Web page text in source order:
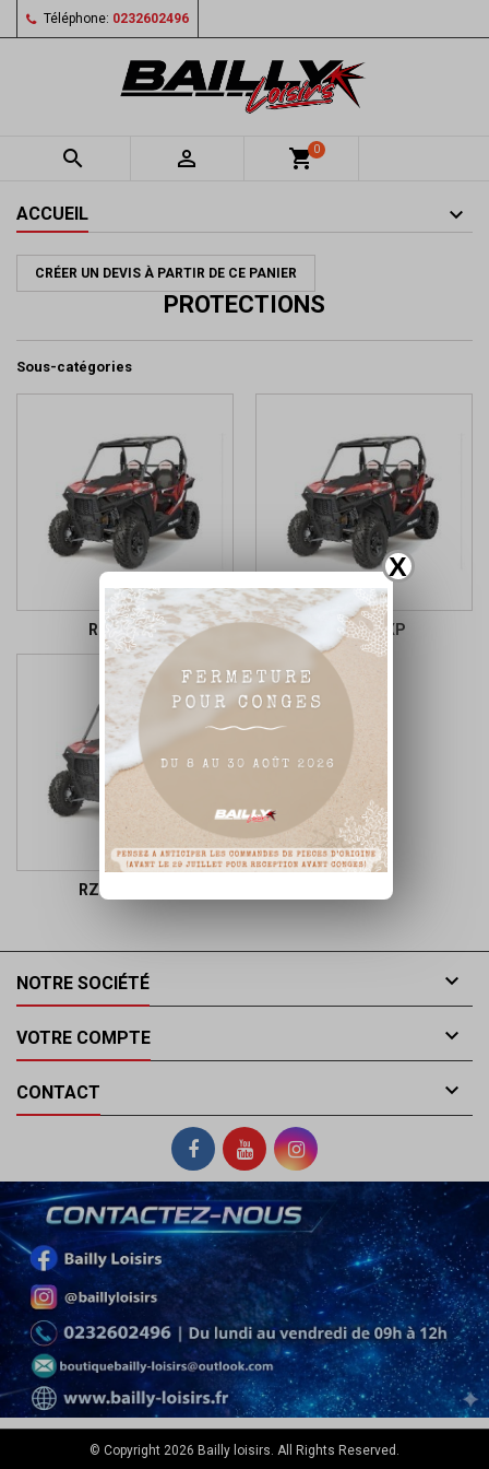
X
Téléphone: 0232602496
  shopping_cart0
ACCUEIL
CRÉER UN DEVIS À PARTIR DE CE PANIER
PROTECTIONS
Sous-catégories
RZR 900 S RZR 900 XP
RZR4 900 XP
NOTRE SOCIÉTÉ 
VOTRE COMPTE 
CONTACT 
© Copyright 2026 Bailly loisirs. All Rights Reserved.